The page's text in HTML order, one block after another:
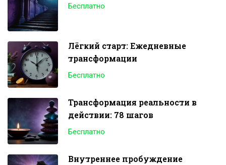
Бесплатно
Лёгкий старт: Ежедневные
трансформации
Бесплатно
Трансформация реальности в
действии: 78 шагов
Бесплатно
Внутреннее пробуждение